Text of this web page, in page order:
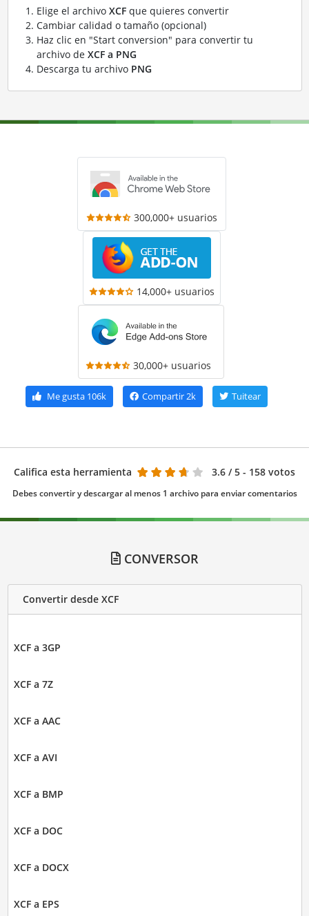
Elige el archivo XCFque quieres convertir
Cambiar calidad o tamaño (opcional)
Haz clic en "Start conversion" para convertir tu
archivo de XCF a PNG
Descarga tu archivo PNG
300,000+ usuarios
14,000+ usuarios
30,000+ usuarios
Me gusta106k Compartir2k Tuitear
Califica esta herramienta 3.6 / 5 - 158 votos
Debes convertir y descargar al menos 1 archivo para enviar comentarios
CONVERSOR
Convertir desde XCF
XCF a 3GP
XCF a 7Z
XCF a AAC
XCF a AVI
XCF a BMP
XCF a DOC
XCF a DOCX
XCF a EPS